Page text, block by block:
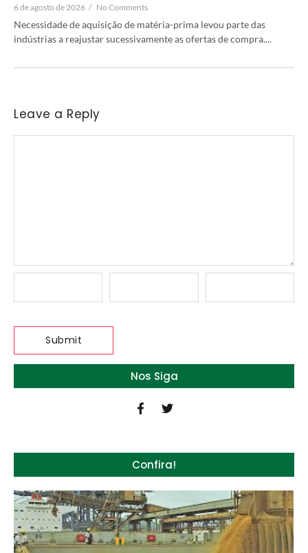
6 de agosto de 2026 / No Comments
Necessidade de aquisição de matéria-prima levou parte das
indústrias a reajustar sucessivamente as ofertas de compra....
Leave a Reply
Nos Siga
Confira!